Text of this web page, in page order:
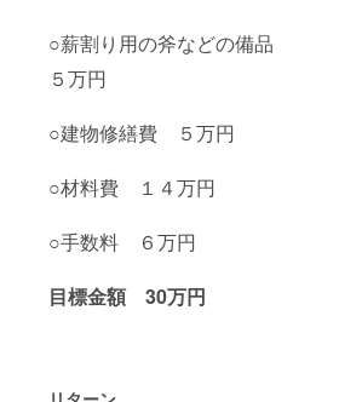
○薪割り用の斧などの備品
５万円
○建物修繕費 ５万円
○材料費 １４万円
○手数料 ６万円
目標金額 30万円